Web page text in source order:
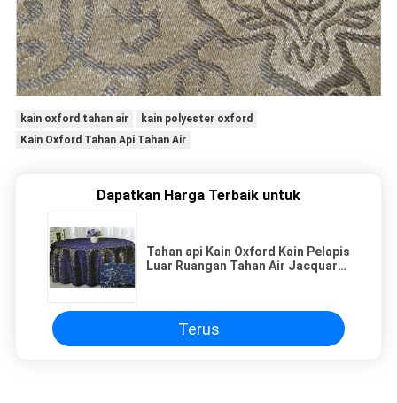
kain oxford tahan air
kain polyester oxford
Kain Oxford Tahan Api Tahan Air
Dapatkan Harga Terbaik untuk
Tahan api Kain Oxford Kain Pelapis
Luar Ruangan Tahan Air Jacquard
Terus